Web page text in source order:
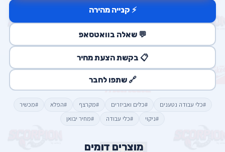
⚡ קנייה מהירה
💬 שאלה בוואטסאפ
📋 בקשת הצעת מחיר
🔗 שתפו לחבר
#כלי עבודה נטענים #כלים ואביזרים #מקרצף #הפלא
#מכשיר
#ניקוי
#כלי עבודה #מחיר יבואן
מוצרים דומים